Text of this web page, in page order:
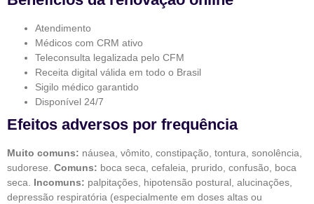
Atendimento
Médicos com CRM ativo
Teleconsulta legalizada pelo CFM
Receita digital válida em todo o Brasil
Sigilo médico garantido
Disponível 24/7
Efeitos adversos por frequência
Muito comuns: náusea, vômito, constipação, tontura, sonolência,
sudorese. Comuns: boca seca, cefaleia, prurido, confusão, boca
seca. Incomuns: palpitações, hipotensão postural, alucinações,
depressão respiratória (especialmente em doses altas ou